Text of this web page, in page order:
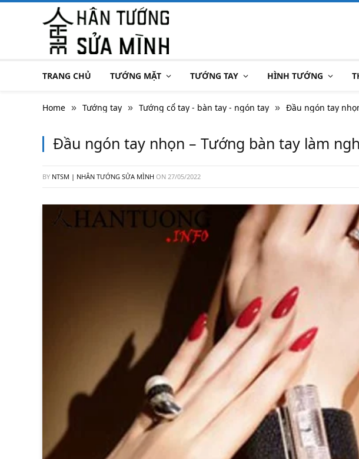
TRANG CHỦ TƯỚNG MẶT TƯỚNG TAY HÌNH TƯỚNG
Home » Tướng tay » Tướng cổ tay - bàn tay - ngón tay » Đầu ngón tay
Đầu ngón tay nhọn – Tướng bàn tay làm
BY NTSM | NHÂN TƯỚNG SỬA MÌNH ON 27/05/2022